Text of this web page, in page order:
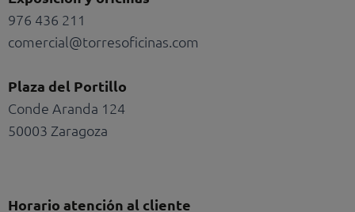
976 436 211
comercial@torresoficinas.com
Plaza del Portillo
Conde Aranda 124
50003 Zaragoza
Horario atención al cliente